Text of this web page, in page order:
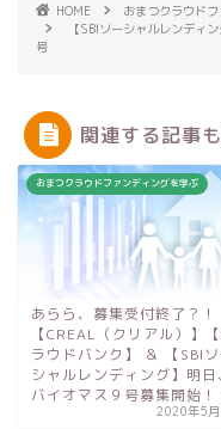
HOME
おまつクラウド
【SBIソーシャルレンディ
号
関連する記事
おまつクラウドファンディングを学ぶ
あらら、募集受付終了？！
【CREAL（クリアル）】
ラウドバンク】 ＆ 【SBIソ
シャルレンディング】明日
バイオマス９号募集開始！
2020年5月